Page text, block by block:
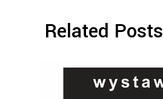
Related Posts